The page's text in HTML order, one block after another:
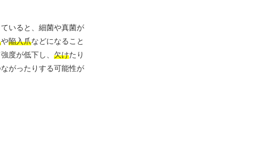
いると、細菌や真菌が
や陥入爪などになること
度が低下し、 欠けたり
がったりする可能性が